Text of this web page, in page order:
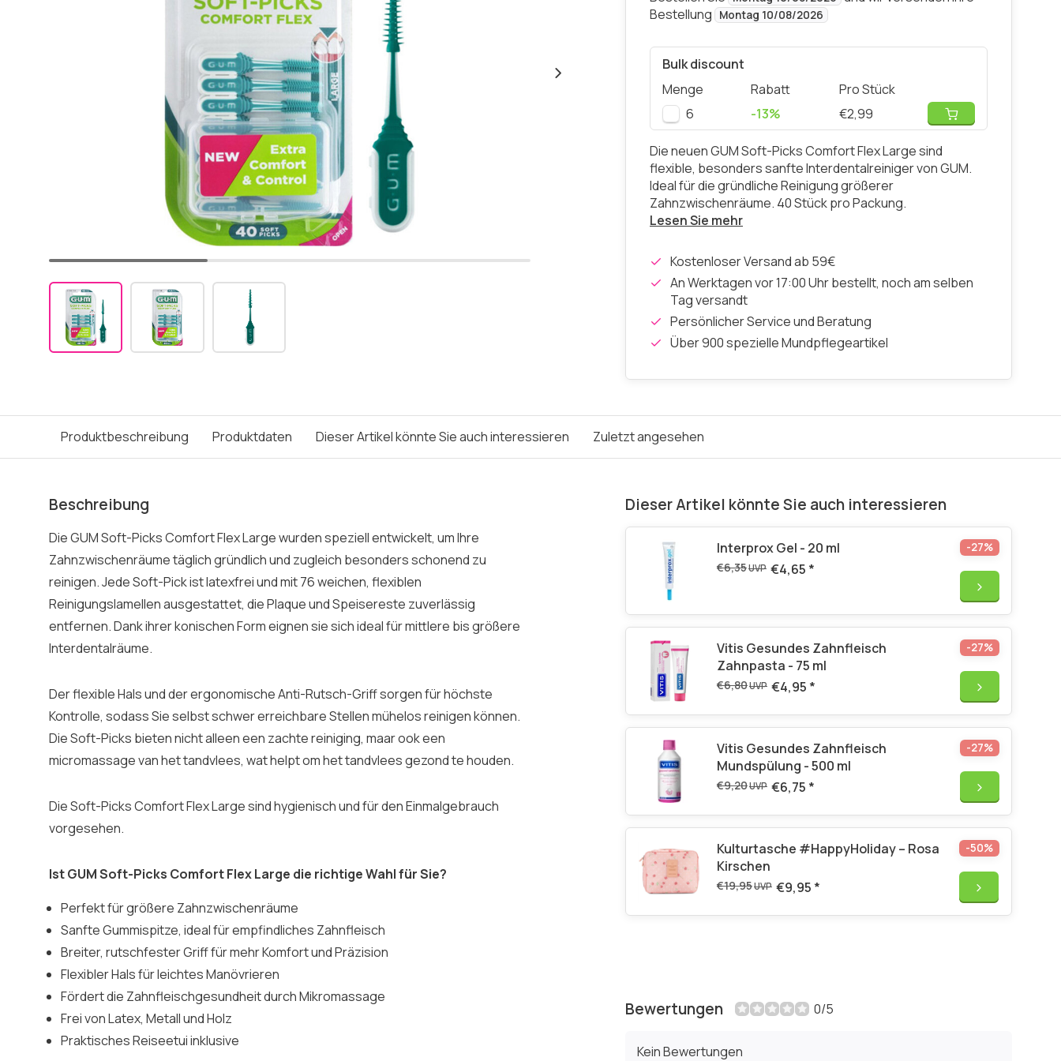
Bestellung
Montag 10/08/2026
Bulk discount
Menge
Rabatt
Pro Stück
6
-13% €2,99
Die neuen GUM Soft-Picks Comfort Flex Large sind
flexible, besonders sanfte Interdentalreiniger von GUM.
Ideal für die gründliche Reinigung größerer
Zahnzwischenräume. 40 Stück pro Packung.
Lesen Sie mehr
Kostenloser Versand ab 59€
An Werktagen vor 17:00 Uhr bestellt, noch am selben
Tag versandt
Persönlicher Service und Beratung
Über 900 spezielle Mundpflegeartikel
Produktbeschreibung Produktdaten Dieser Artikel könnte Sie auch interessieren Zuletzt angesehen
Beschreibung
Die GUM Soft-Picks Comfort Flex Large wurden speziell entwickelt, um Ihre
Zahnzwischenräume täglich gründlich und zugleich besonders schonend zu
reinigen. Jede Soft-Pick ist latexfrei und mit 76 weichen, flexiblen
Reinigungslamellen ausgestattet, die Plaque und Speisereste zuverlässig
entfernen. Dank ihrer konischen Form eignen sie sich ideal für mittlere bis größere
Interdentalräume.
Der flexible Hals und der ergonomische Anti-Rutsch-Griff sorgen für höchste
Kontrolle, sodass Sie selbst schwer erreichbare Stellen mühelos reinigen können.
Die Soft-Picks bieten nicht alleen een zachte reiniging, maar ook een
micromassage van het tandvlees, wat helpt om het tandvlees gezond te houden.
Die Soft-Picks Comfort Flex Large sind hygienisch und für den Einmalgebrauch
vorgesehen.
Ist GUM Soft-Picks Comfort Flex Large die richtige Wahl für Sie?
Perfekt für größere Zahnzwischenräume
Sanfte Gummispitze, ideal für empfindliches Zahnfleisch
Breiter, rutschfester Griff für mehr Komfort und Präzision
Flexibler Hals für leichtes Manövrieren
Fördert die Zahnfleischgesundheit durch Mikromassage
Frei von Latex, Metall und Holz
Praktisches Reiseetui inklusive
Dieser Artikel könnte Sie auch interessieren
Interprox Gel - 20 ml
€6,35UVP €4,65 *
-27%
Vitis Gesundes Zahnfleisch
Zahnpasta - 75 ml
€6,80UVP €4,95 *
-27%
Vitis Gesundes Zahnfleisch
Mundspülung - 500 ml
€9,20UVP €6,75 *
-27%
Kulturtasche #HappyHoliday – Rosa
Kirschen
€19,95UVP €9,95 *
-50%
Bewertungen 0/5
Kein Bewertungen